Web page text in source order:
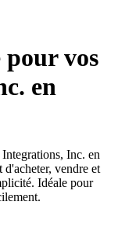
vos
en
Inc. en
vendre et
Idéale pour